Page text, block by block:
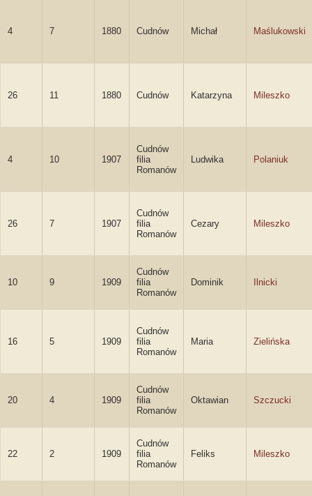
4 7 1880 Cudnów Michał Maślukowski
26 11 1880 Cudnów Katarzyna Mileszko
4 10 1907
Cudnów
filia
Romanów
Ludwika Polaniuk
26 7 1907
Cudnów
filia
Romanów
Cezary Mileszko
10 9 1909
Cudnów
filia
Romanów
Dominik Ilnicki
16 5 1909
Cudnów
filia
Romanów
Maria Zielińska
20 4 1909
Cudnów
filia
Romanów
Oktawian Szczucki
22 2 1909
Cudnów
filia
Romanów
Feliks Mileszko